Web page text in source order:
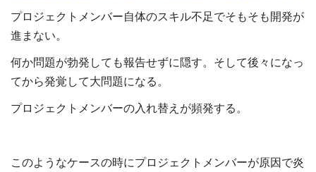
プロジェクトメンバー自体のスキル不足でそもそも開発が
進まない。
何か問題が勃発しても報告せずに隠す。そして後々になっ
てから発覚して大問題になる。
プロジェクトメンバーの入れ替えが頻発する。
このようなケースの時にプロジェクトメンバーが原因で炎